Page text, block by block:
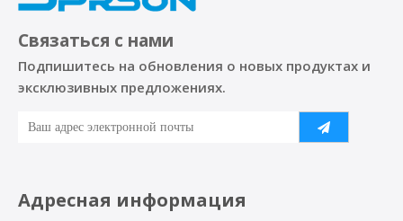
Связаться с нами
Подпишитесь на обновления о новых продуктах и ​​
эксклюзивных предложениях.
Адресная информация